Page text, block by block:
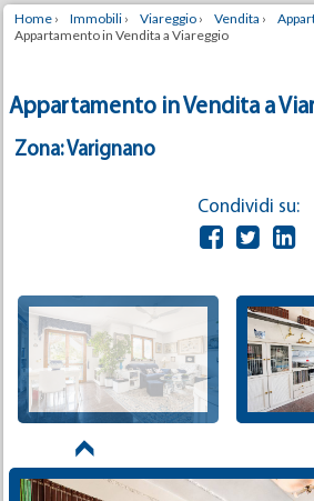
Home › Immobili › Viareggio › Vendita ›
Appartamento in Vendita a Viareggio
Appartamento in Vendita a
Zona: Varignano
Condividi su: